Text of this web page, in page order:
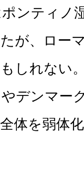
ンティノ
が、ロー
しれない
デンマー
体を弱体